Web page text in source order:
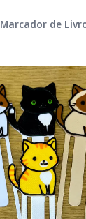
Marcador de